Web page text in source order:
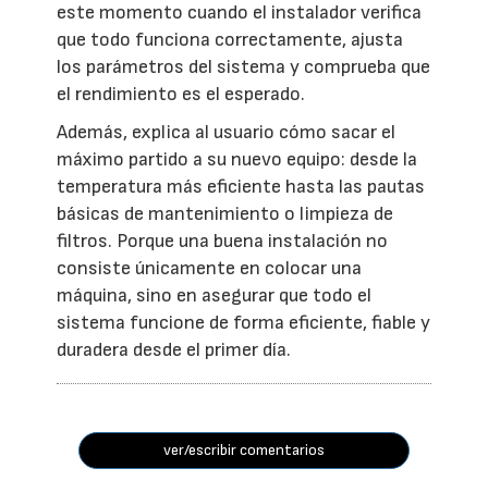
este momento cuando el instalador verifica
que todo funciona correctamente, ajusta
los parámetros del sistema y comprueba que
el rendimiento es el esperado.
Además, explica al usuario cómo sacar el
máximo partido a su nuevo equipo: desde la
temperatura más eficiente hasta las pautas
básicas de mantenimiento o limpieza de
filtros. Porque una buena instalación no
consiste únicamente en colocar una
máquina, sino en asegurar que todo el
sistema funcione de forma eficiente, fiable y
duradera desde el primer día.
ver/escribir comentarios